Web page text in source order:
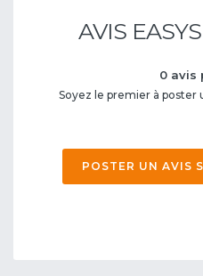
AVIS
0 avis
Soyez le premier à poster
POSTER UN AVIS